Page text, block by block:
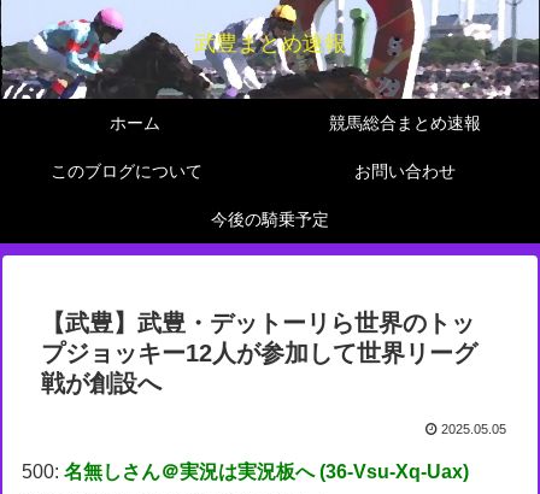
武豊まとめ速報
ホーム 競馬総合まとめ速報
このブログについて お問い合わせ
今後の騎乗予定
【武豊】武豊・デットーリら世界のトッ
プジョッキー12人が参加して世界リーグ
戦が創設へ
2025.05.05
500:名無しさん＠実況は実況板へ (36-Vsu-Xq-Uax)